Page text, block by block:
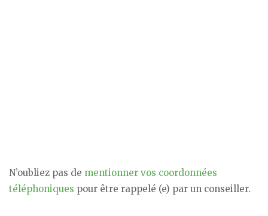
N’oubliez pas de mentionner vos coordonnées
téléphoniques pour être rappelé (e) par un conseiller.